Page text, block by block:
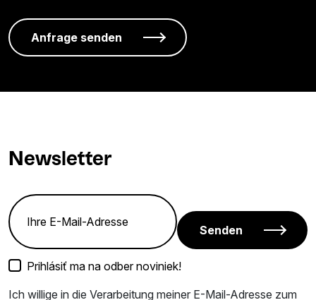
Newsletter
Senden
Prihlásiť ma na odber noviniek!
Ich willige in die Verarbeitung meiner E-Mail-Adresse zum